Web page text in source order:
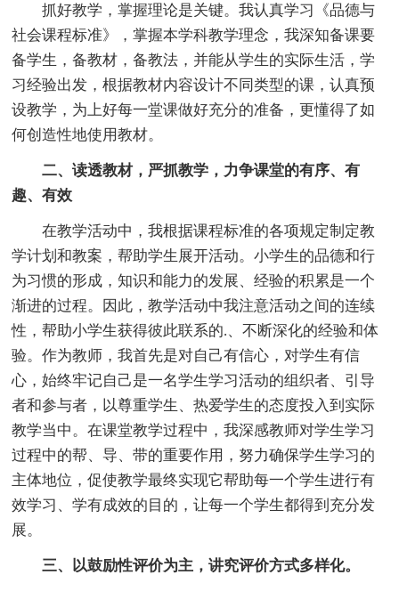
抓好教学，掌握理论是关键。我认真学习《品德与
社会课程标准》，掌握本学科教学理念，我深知备课要
备学生，备教材，备教法，并能从学生的实际生活，学
习经验出发，根据教材内容设计不同类型的课，认真预
设教学，为上好每一堂课做好充分的准备，更懂得了如
何创造性地使用教材。
二、读透教材，严抓教学，力争课堂的有序、有
趣、有效
在教学活动中，我根据课程标准的各项规定制定教
学计划和教案，帮助学生展开活动。小学生的品德和行
为习惯的形成，知识和能力的发展、经验的积累是一个
渐进的过程。因此，教学活动中我注意活动之间的连续
性，帮助小学生获得彼此联系的.、不断深化的经验和体
验。作为教师，我首先是对自己有信心，对学生有信
心，始终牢记自己是一名学生学习活动的组织者、引导
者和参与者，以尊重学生、热爱学生的态度投入到实际
教学当中。在课堂教学过程中，我深感教师对学生学习
过程中的帮、导、带的重要作用，努力确保学生学习的
主体地位，促使教学最终实现它帮助每一个学生进行有
效学习、学有成效的目的，让每一个学生都得到充分发
展。
三、以鼓励性评价为主，讲究评价方式多样化。